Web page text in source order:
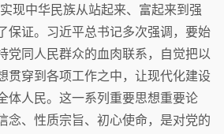
现中华民族从站起来、富起来到强
保证。习近平总书记多次强调，要始
党同人民群众的血肉联系，自觉把以
贯穿到各项工作之中，让现代化建设
体人民。这一系列重要思想重要论
念、性质宗旨、初心使命，是对党的